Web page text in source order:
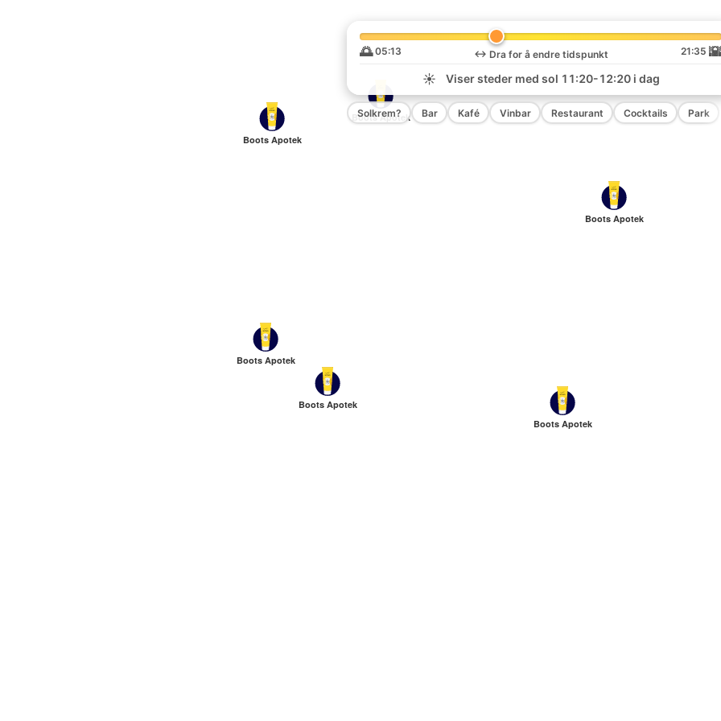
Boots Apotek
Boots Apotek
Boots Apotek
Boots Apotek
Boots Apotek
Boots Apotek
🌅 05:13 ↔️ Dra for å endre tidspunkt 21:35 🌇
☀️
Viser steder med sol 11:20-12:20i dag
Solkrem? Bar Kafé Vinbar Restaurant Cocktails Park